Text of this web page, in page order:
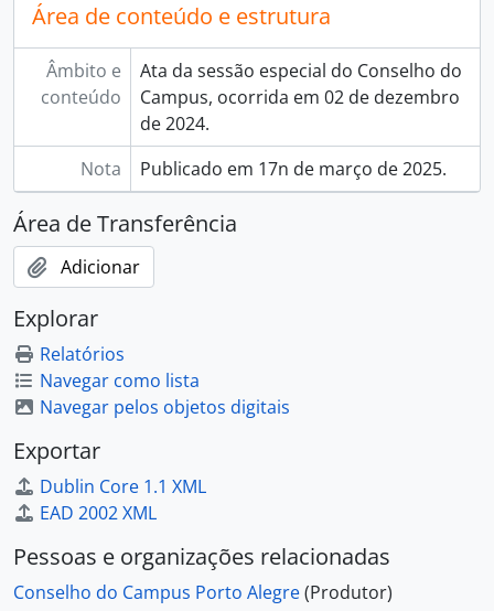
Área de conteúdo e estrutura
Âmbito e
conteúdo
Ata da sessão especial do Conselho do
Campus, ocorrida em 02 de dezembro
de 2024.
Nota
Publicado em 17n de março de 2025.
Área de Transferência
Adicionar
Explorar
Relatórios
Navegar como lista
Navegar pelos objetos digitais
Exportar
Dublin Core 1.1 XML
EAD 2002 XML
Pessoas e organizações relacionadas
Conselho do Campus Porto Alegre(Produtor)